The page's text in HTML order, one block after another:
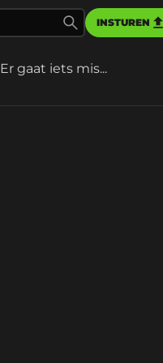
INSTUREN
Er gaat iets mis...